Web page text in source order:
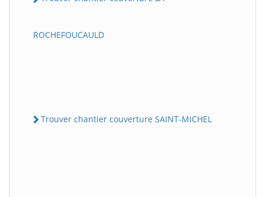
ROCHEFOUCAULD
Trouver chantier couverture SAINT-MICHEL